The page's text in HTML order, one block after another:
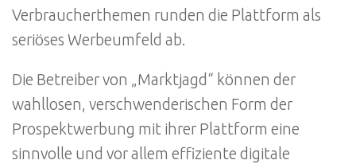
Verbraucherthemen runden die Plattform als
seriöses Werbeumfeld ab.
Die Betreiber von „Marktjagd“ können der
wahllosen, verschwenderischen Form der
Prospektwerbung mit ihrer Plattform eine
sinnvolle und vor allem effiziente digitale